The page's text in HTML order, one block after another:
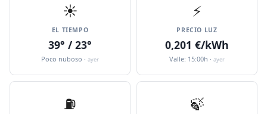
☀️
EL TIEMPO
39° / 23°
Poco nuboso · ayer
⚡
PRECIO LUZ
0,201 €/kWh
Valle: 15:00h · ayer
⛽️ 🍃